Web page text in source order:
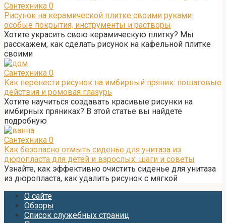
Сантехника 0
Рисунок на керамической плитке своими руками:
особые покрытия, инструменты и растворы
Хотите украсить свою керамическую плитку? Мы
расскажем, как сделать рисунок на кафельной плитке
своими
Сантехника 0
Как перенести рисунок на имбирный пряник: пошаговые
действия и ромовая глазурь
Хотите научиться создавать красивые рисунки на
имбирных пряниках? В этой статье вы найдете
подробную
Сантехника 0
Как безопасно отмыть сиденье для унитаза из
дюропласта для детей и взрослых: шаги и советы
Узнайте, как эффективно очистить сиденье для унитаза
из дюропласта, как удалить рисунок с мягкой
О сайте
Обзоры
Список служебных страниц